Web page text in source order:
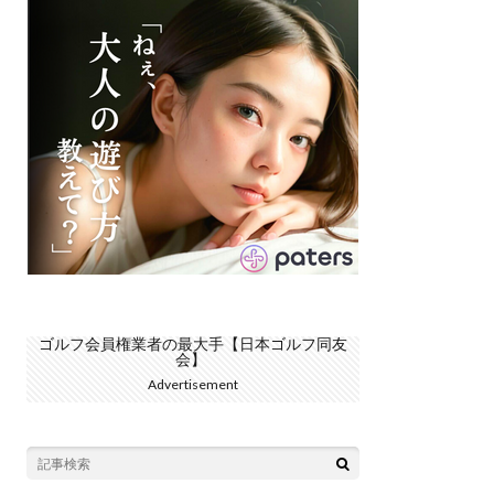
ゴルフ会員権業者の最大手【日本ゴルフ同友
会】
Advertisement